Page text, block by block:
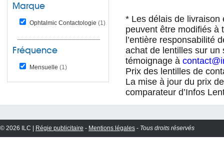
Marque
Ophtalmic Contactologie (1)
Fréquence
Mensuelle (1)
* Les délais de livraison
peuvent être modifiés à
l’entière responsabilité
achat de lentilles sur un
témoignage à
Prix des lentilles de
La mise à jour du prix
comparateur d’Infos
© 2026 ILC | Régie publicitaire - Mentions légales - Tous droits réservés